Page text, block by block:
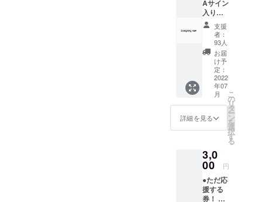
す。
ご支援
いただ
いた方
2022/6/
29(水)
までに
お届け
いたし
ます。
それ以
降は順
次発送
す。
Aサイン
入り
ニュー
CD で応
援！
￥2,000
(送料込
み) ※今
回リ
ターン
用に新
たにレ
コー
ディン
グした2
源を
BAZRA
サイン
入りCD
として
お届け
支援
者：
93人
お届
け予
定：
2022
年07
月
詳細を見る
こ
の
リ
タ
ー
ン
を
選
択
す
る
3,0
00 円
●ただ応
援する
券！ ※